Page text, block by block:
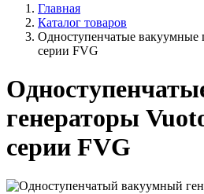
Главная
Каталог товаров
Одноступенчатые вакуумные
серии FVG
генераторы
серии FVG